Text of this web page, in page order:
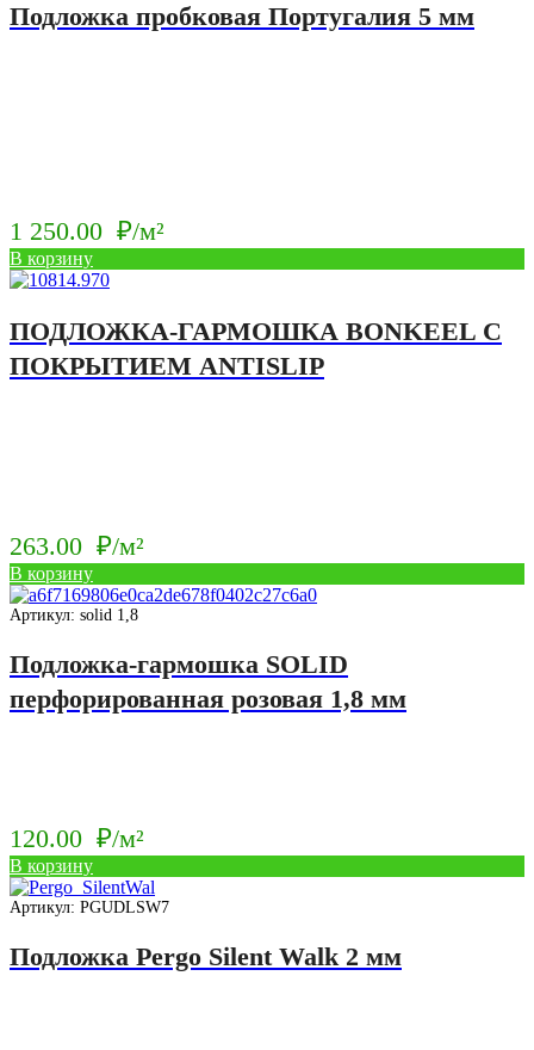
Подложка пробковая Португалия 5 мм
1 250.00 ₽/м²
В корзину
ПОДЛОЖКА-ГАРМОШКА BONKEEL С
ПОКРЫТИЕМ ANTISLIP
263.00 ₽/м²
В корзину
Артикул: solid 1,8
Подложка-гармошка SOLID
перфорированная розовая 1,8 мм
120.00 ₽/м²
В корзину
Артикул: PGUDLSW7
Подложка Pergo Silent Walk 2 мм